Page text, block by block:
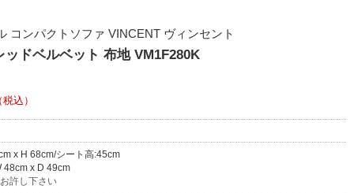
コンパクトソファ VINCENT ヴィンセント
ドベルベット 布地 VM1F280K
込）
x H 68cm/シート高:45cm
48cm x D 49cm
許し下さい